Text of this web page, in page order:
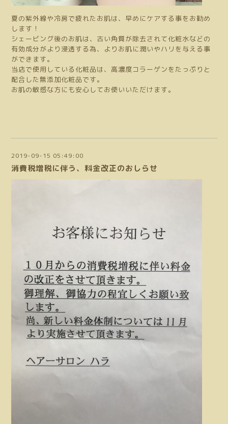
夏の紫外線や冷房で疲れたお肌は、早めにケアする事をお勧め
します！
シェービング後のお肌は、古い角質が除去されて化粧水などの
有効成分がより浸透する為、よりお肌に潤いやハリを与える事
ができます。
当店で使用している化粧品は、高濃度コラーゲンをたっぷりと
配合した無添加化粧品です。
お肌の敏感な方にも安心してお使いいただけます。
2019-09-15 05:49:00
消費税増税に伴う、料金改正のおしらせ